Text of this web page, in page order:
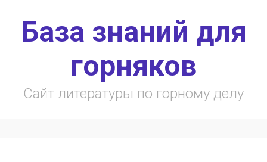
База знаний для
горняков
Сайт литературы по горному делу